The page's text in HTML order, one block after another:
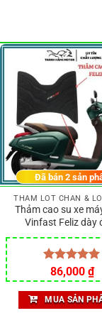
THẢM LÓT CHÂN &
Thảm cao su xe
Vinfast Feliz dày
Được xếp
hạng5.00
5 sao
86,000 ₫
Đã bán 2sản
MUA SẢN